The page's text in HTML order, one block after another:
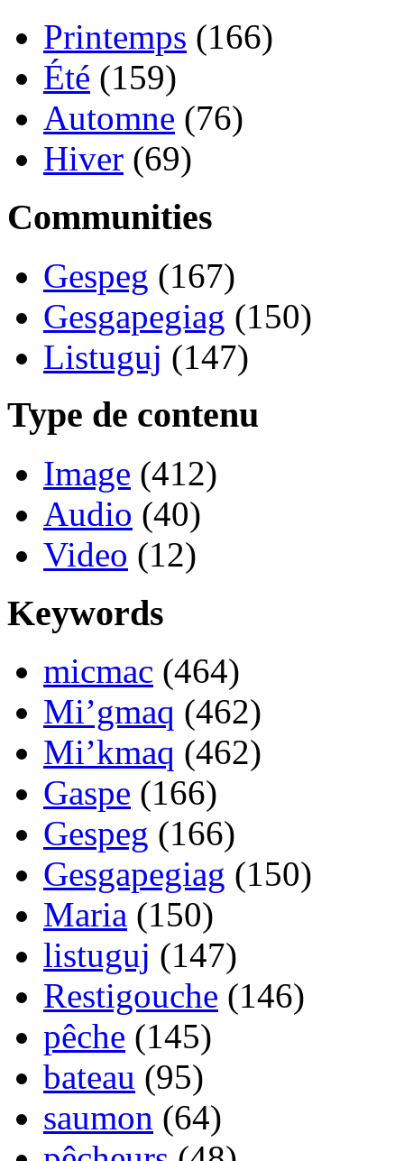
Printemps (166)
Été (159)
Automne (76)
Hiver (69)
Communities
Gespeg (167)
Gesgapegiag (150)
Listuguj (147)
Type de contenu
Image (412)
Audio (40)
Video (12)
Keywords
micmac (464)
Mi’gmaq (462)
Mi’kmaq (462)
Gaspe (166)
Gespeg (166)
Gesgapegiag (150)
Maria (150)
listuguj (147)
Restigouche (146)
pêche (145)
bateau (95)
saumon (64)